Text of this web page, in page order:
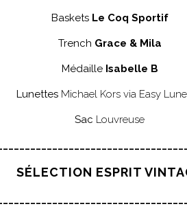
Baskets Le Coq Sportif
Trench Grace & Mila
Médaille Isabelle B
Lunettes Michael Kors via Easy
Sac Louvreuse
SÉLECTION ESPRIT